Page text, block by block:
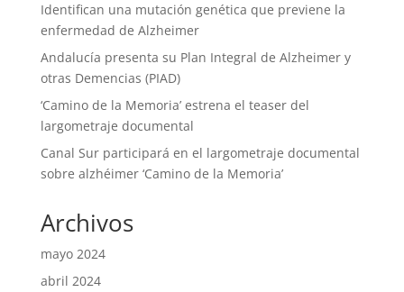
Identifican una mutación genética que previene la
enfermedad de Alzheimer
Andalucía presenta su Plan Integral de Alzheimer y
otras Demencias (PIAD)
‘Camino de la Memoria’ estrena el teaser del
largometraje documental
Canal Sur participará en el largometraje documental
sobre alzhéimer ‘Camino de la Memoria’
Archivos
mayo 2024
abril 2024